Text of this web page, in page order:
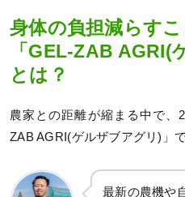
身体の負担減らす
「GEL-ZAB AGRI(
とは？
農家との距離が縮まる中で、
ZAB AGRI(ゲルザブアグリ)」で
最新の農機や